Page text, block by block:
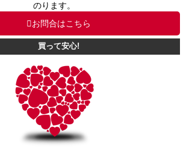
のります。
お問合はこちら
買って安心!